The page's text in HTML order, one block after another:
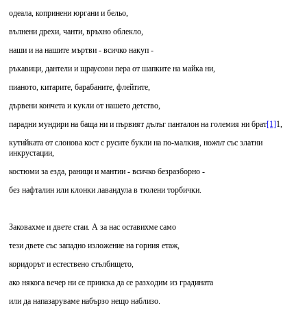
одеала, копринени юргани и бельо,
вълнени дрехи, чанти, връхно облекло,
наши и на нашите мъртви - всичко накуп -
ръкавици, дантели и щраусови пера от шапките на майка ни,
пианото, китарите, барабаните, флейтите,
дървени кончета и кукли от нашето детство,
парадни мундири на баща ни и първият дълъг панталон на големия ни брат[1]1,
кутийката от слонова кост с русите букли на по-малкия, ножът със златни
инкрустации,
костюми за езда, раници и мантии - всичко безразборно -
без нафталин или клонки лавандула в тюлени торбички.
Заковахме и двете стаи. А за нас оставихме само
тези двете със западно изложение на горния етаж,
коридорът и естествено стълбището,
ако някога вечер ни се прииска да се разходим из градината
или да напазаруваме набързо нещо наблизо.